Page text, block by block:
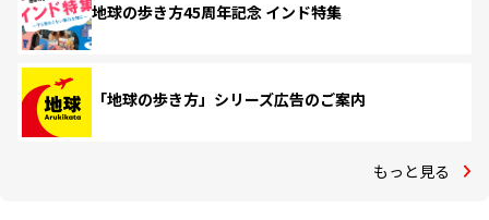
地球の歩き方45周年記念 インド特集
「地球の歩き方」シリーズ広告のご案内
もっと見る